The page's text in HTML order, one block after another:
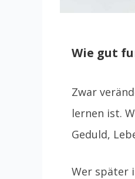
Wie gut
Zwar
lernen ist.
Geduld,
Wer später